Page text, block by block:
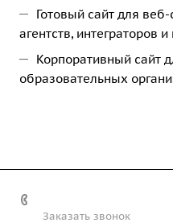
Готовый сайт для
агентств, интеграторов
Корпоративный сайт
образовательных
Заказать звонок